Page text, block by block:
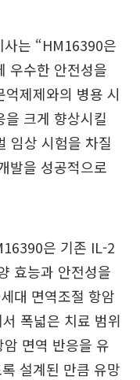
사는 “HM16390은
우수한 안전성을
제제와의 병용 시
크게 향상시킬
임상 시험을 차질
발을 성공적으로
은 기존 IL-2
효능과 안전성을
대 면역조절 항암
폭넓은 치료 범위
면역 반응을 유
설계된 만큼 유망